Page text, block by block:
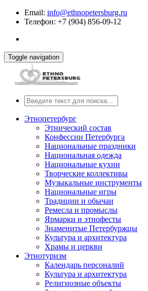
Email: info@ethnopetersburg.ru
Телефон: +7 (904) 856-09-12
Toggle navigation
Этнопетербург
Этнический состав
Конфессии Петербурга
Национальные праздники
Национальная одежда
Национальные кухни
Творческие коллективы
Музыкальные инструменты
Национальные игры
Традиции и обычаи
Ремесла и промыслы
Ярмарки и этнофесты
Знаменитые Петербуржцы
Культура и архитектура
Храмы и церкви
Этнотуризм
Календарь персоналий
Культура и архитектура
Религиозные объекты